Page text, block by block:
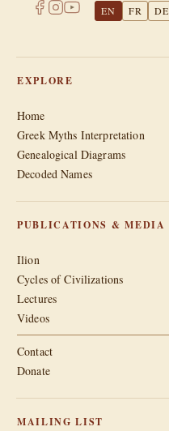
EN FR DE
EXPLORE
Home
Greek Myths Interpretation
Genealogical Diagrams
Decoded Names
PUBLICATIONS & MEDIA
Ilion
Cycles of Civilizations
Lectures
Videos
Contact
Donate
MAILING LIST